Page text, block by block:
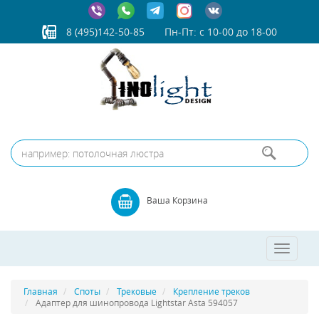
8 (495)142-50-85 Пн-Пт: с 10-00 до 18-00
Ваша Корзина
Toggle
Главная Споты Трековые
Крепление треков
Адаптер для шинопровода Lightstar Asta 594057